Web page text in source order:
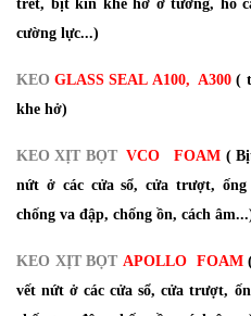
trét, bịt kín khe hở ở tường, hồ
cường lực...)
KEOGLASS SEAL A100, A300 (
khe hở)
KEO XỊT BỌT VCO FOAM (
nứt ở các cửa sổ, cửa trượt,
chống va đập, chống ồn, cách
KEO XỊT BỌT APOLLOFOAM
vết nứt ở các cửa sổ, cửa trượt,